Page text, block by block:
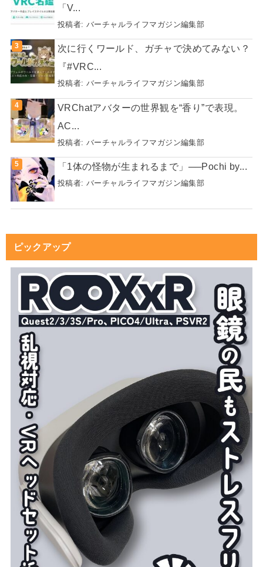
「V...
投稿者: バーチャルライフマガジン編集部
次に行くワールド、ガチャで決めてみない？
『#VRC...
投稿者: バーチャルライフマガジン編集部
VRChatアバターの世界観を“香り”で表現。
AC...
投稿者: バーチャルライフマガジン編集部
「1体の怪物が生まれるまで」──Pochi by...
投稿者: バーチャルライフマガジン編集部
ピックアップ